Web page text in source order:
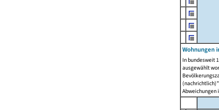
Wohnungen
In bundesweit
ausgewählt
Abweichungen